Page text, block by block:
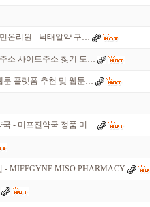
온리원 - 낙태알약 구…
소 사이트주소 찾기 도…
툰 플랫폼 추천 및 웹툰…
국 - 미프진약국 정품 미…
- MIFEGYNE MISO PHARMACY